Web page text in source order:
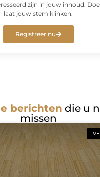
zijn in jouw inhoud.
laat jouw stem klinken.
Registreer nu
berichten die u
missen